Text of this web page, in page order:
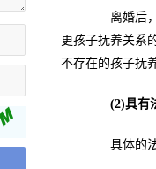
离婚后，
更孩子抚养关系
不存在的孩子抚
(2)具有
具体的法